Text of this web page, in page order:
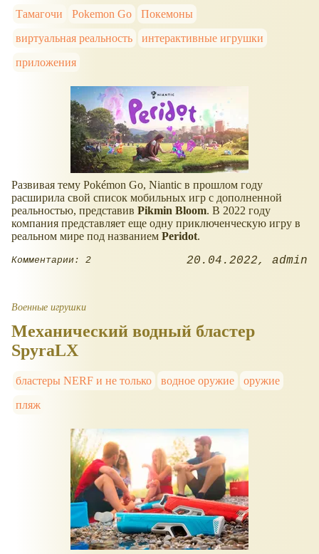
Тамагочи Pokemon Go
Покемоны
виртуальная реальность
интерактивные игрушки
приложения
Развивая тему Pokémon Go, Niantic в прошлом году
расширила свой список мобильных игр с дополненной
реальностью, представив Pikmin Bloom. В 2022 году
компания представляет еще одну приключенческую игру в
реальном мире под названием Peridot.
Комментарии: 2 20.04.2022 admin
Военные игрушки
Механический водный бластер
SpyraLX
бластеры NERF и не только водное оружие
оружие
пляж